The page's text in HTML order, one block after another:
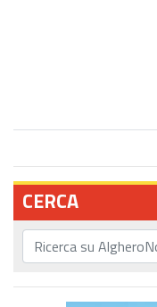
CERCA